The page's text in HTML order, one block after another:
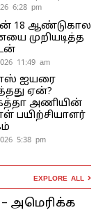
6:28 pm
18 ஆண்டுகால
முறியடித்த
11:49 am
ஐயரை
ஏன்?
அணியின்
பயிற்சியாளர்
5:38 pm
EXPLORE ALL
அமெரிக்க